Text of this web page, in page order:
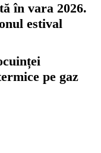
în vara 2026.
estival
pe gaz